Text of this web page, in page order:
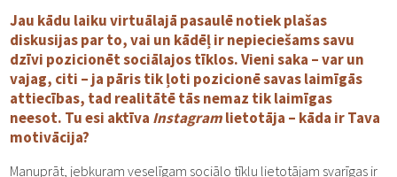
Jau kādu laiku virtuālajā pasaulē notiek plašas
diskusijas par to, vai un kādēļ ir nepieciešams savu
dzīvi pozicionēt sociālajos tīklos. Vieni saka – var un
vajag, citi – ja pāris tik ļoti pozicionē savas laimīgās
attiecības, tad realitātē tās nemaz tik laimīgas
neesot. Tu esi aktīva Instagramlietotāja – kāda ir Tava
motivācija?
Manuprāt, jebkuram veselīgam sociālo tīklu lietotājam svarīgas ir